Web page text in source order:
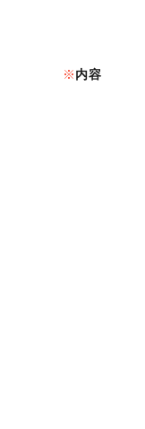
内容